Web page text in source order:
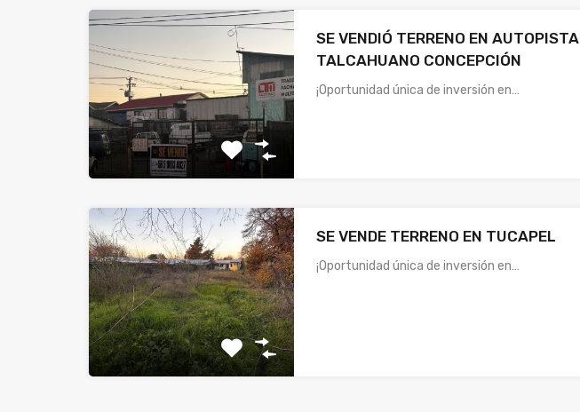
SE VENDIÓ TERRENO EN AUTOPISTA
TALCAHUANO CONCEPCIÓN
¡Oportunidad única de inversión en…
SE VENDE TERRENO EN TUCAPEL
¡Oportunidad única de inversión en…